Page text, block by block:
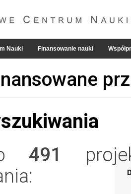
Nauki Finansowanie nauki
491